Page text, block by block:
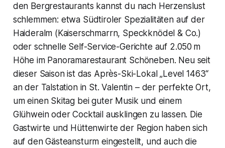
den Bergrestaurants kannst du nach Herzenslust
schlemmen: etwa Südtiroler Spezialitäten auf der
Haideralm (Kaiserschmarrn, Speckknödel & Co.)
oder schnelle Self-Service-Gerichte auf 2.050 m
Höhe im Panoramarestaurant Schöneben. Neu seit
dieser Saison ist das Après-Ski-Lokal „Level 1463“
an der Talstation in St. Valentin – der perfekte Ort,
um einen Skitag bei guter Musik und einem
Glühwein oder Cocktail ausklingen zu lassen. Die
Gastwirte und Hüttenwirte der Region haben sich
auf den Gästeansturm eingestellt, und auch die